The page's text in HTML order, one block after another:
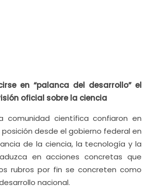
en “palanca del desarrollo” el
oficial sobre la ciencia
comunidad científica confiaron en
desde el gobierno federal en
de la ciencia, la tecnología y la
en acciones concretas que
rubros por fin se concreten como
nacional.